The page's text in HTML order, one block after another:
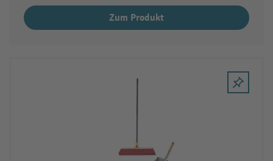
Zum Produkt